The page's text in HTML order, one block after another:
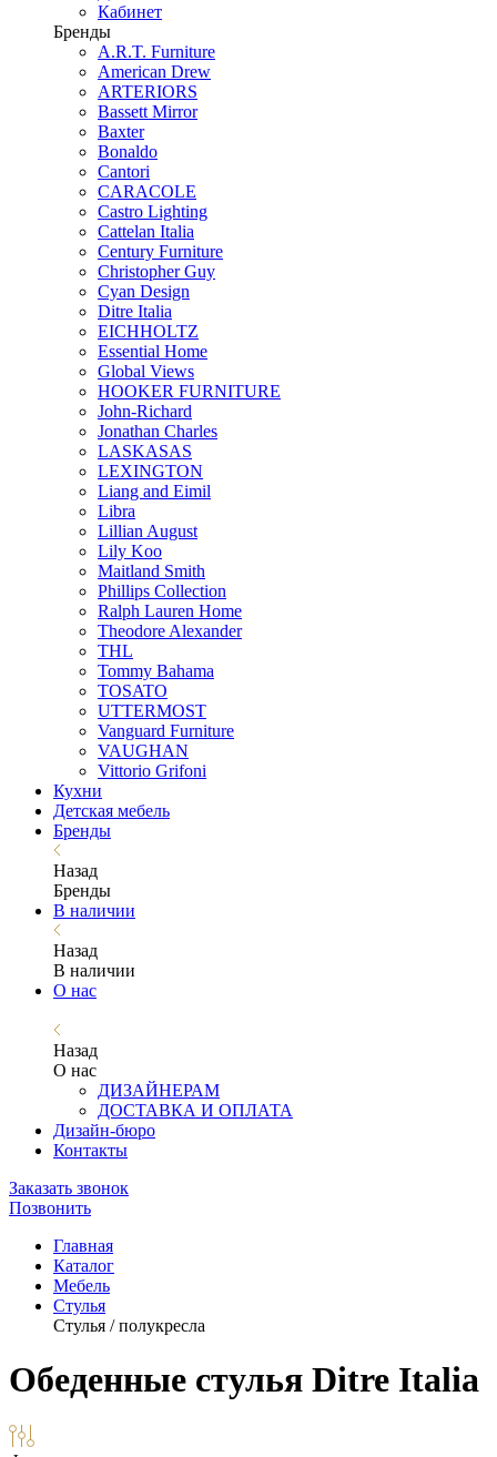
Кабинет
Бренды
A.R.T. Furniture
American Drew
ARTERIORS
Bassett Mirror
Baxter
Bonaldo
Cantori
CARACOLE
Castro Lighting
Cattelan Italia
Century Furniture
Christopher Guy
Cyan Design
Ditre Italia
EICHHOLTZ
Essential Home
Global Views
HOOKER FURNITURE
John-Richard
Jonathan Charles
LASKASAS
LEXINGTON
Liang and Eimil
Libra
Lillian August
Lily Koo
Maitland Smith
Phillips Collection
Ralph Lauren Home
Theodore Alexander
THL
Tommy Bahama
TOSATO
UTTERMOST
Vanguard Furniture
VAUGHAN
Vittorio Grifoni
Кухни
Детская мебель
Бренды
Назад
Бренды
В наличии
Назад
В наличии
О нас
Назад
О нас
ДИЗАЙНЕРАМ
ДОСТАВКА И ОПЛАТА
Дизайн-бюро
Контакты
Заказать звонок
Позвонить
Главная
Каталог
Мебель
Стулья
Стулья / полукресла
Обеденные стулья Ditre Italia